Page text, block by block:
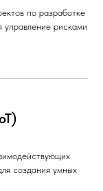
по разработке
рисками
создания умных